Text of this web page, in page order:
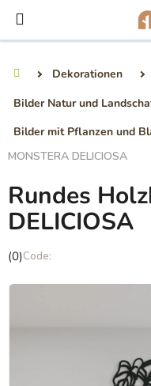
Inhalt
springen
Dekorationen
Bilder Natur und
Bilder mit Pflanzen und
MONSTERA DELICIOSA
Rundes
DELICIOSA
Die
Produktbewertung
(0)